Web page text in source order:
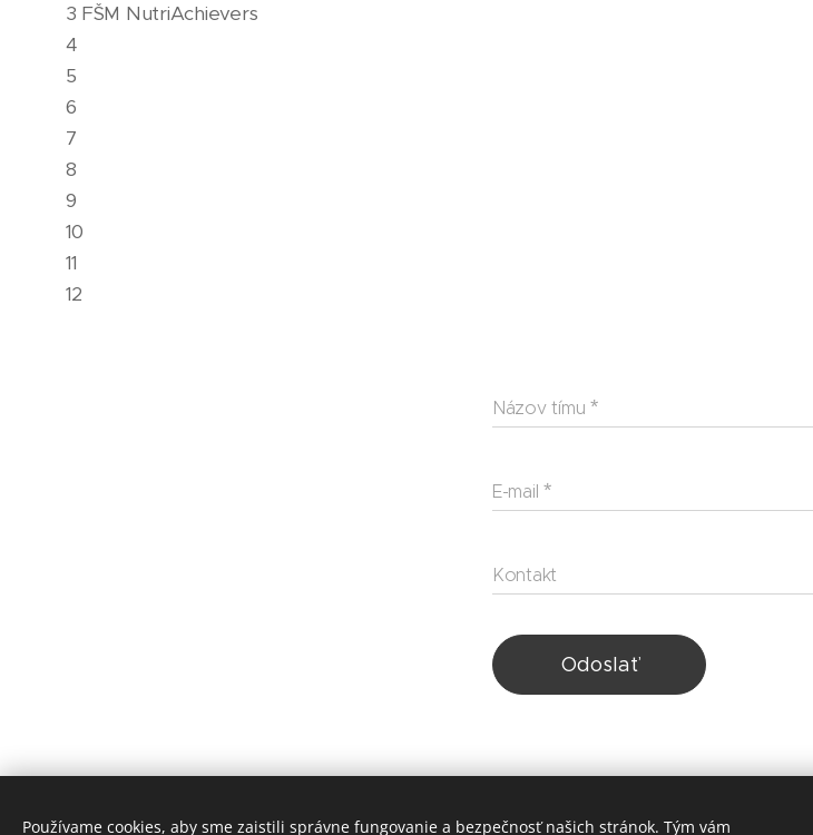
3 FŠM NutriAchievers
4
5
6
7
8
9
10
11
12
Názov tímu
E-mail
Kontakt
Odoslať
FutbaloveTurnaje.sk
Používame cookies, aby sme zaistili správne fungovanie a bezpečnosť našich stránok. Tým vám